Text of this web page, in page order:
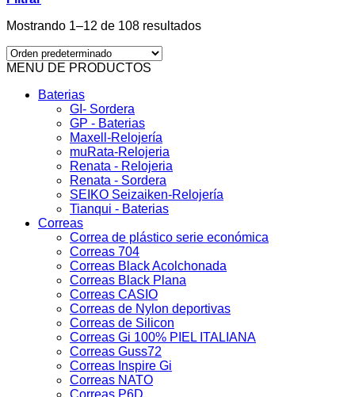
Mostrando 1–12 de 108 resultados
MENU DE PRODUCTOS
Baterias
GI- Sordera
GP - Baterias
Maxell-Relojería
muRata-Relojeria
Renata - Relojeria
Renata - Sordera
SEIKO Seizaiken-Relojería
Tianqui - Baterias
Correas
Correa de plástico serie económica
Correas 704
Correas Black Acolchonada
Correas Black Plana
Correas CASIO
Correas de Nylon deportivas
Correas de Silicon
Correas Gi 100% PIEL ITALIANA
Correas Guss72
Correas Inspire Gi
Correas NATO
Correas P6D